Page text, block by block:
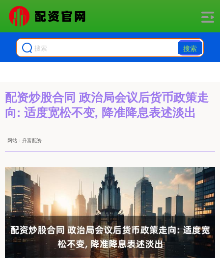
搜索
配资炒股合同 政治局会议后货币政策走
向: 适度宽松不变, 降准降息表述淡出
网站：升富配资